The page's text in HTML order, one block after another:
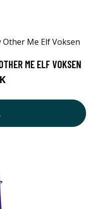
ME ELF VOKSEN